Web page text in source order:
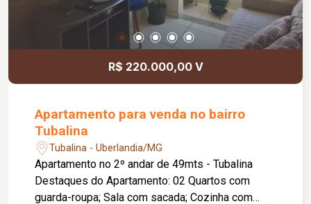
R$ 220.000,00 V
Apartamento para venda no bairro
Tubalina
Tubalina - Uberlandia/MG
Apartamento no 2º andar de 49mts - Tubalina
Destaques do Apartamento: 02 Quartos com
guarda-roupa; Sala com sacada; Cozinha com